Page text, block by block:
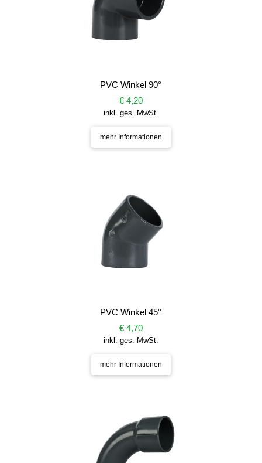
PVC Winkel 90°
€ 4,20
inkl. ges. MwSt.
mehr Informationen
PVC Winkel 45°
€ 4,70
inkl. ges. MwSt.
mehr Informationen